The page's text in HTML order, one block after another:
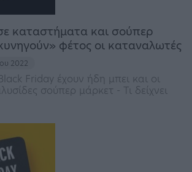
καταστήματα και σούπερ
φέτος οι καταναλωτές
2022
Friday έχουν ήδη μπει και οι
σούπερ μάρκετ - Τι δείχνει